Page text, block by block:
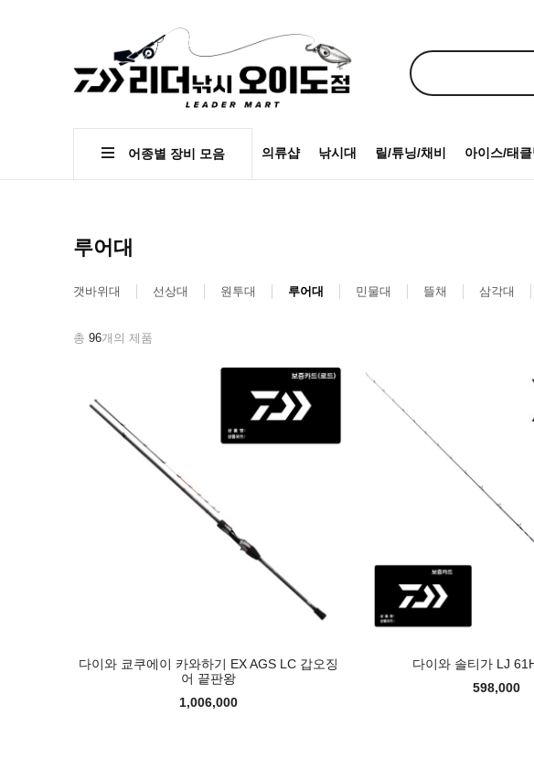
어종별 장비 모음 의류샵 낚시대 릴/튜닝/채비 아이스/태
루어대
갯바위대 선상대 원투대 루어대 민물대 뜰채 삼각대
총 96개의 제품
다이와 쿄쿠에이 카와하기 EX AGS LC 갑오징
어 끝판왕
1,006,000
다이와 솔티가 LJ
598,000